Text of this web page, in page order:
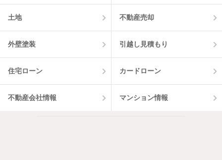
土地 不動産売却
外壁塗装 引越し見積もり
住宅ローン カードローン
不動産会社情報 マンション情報